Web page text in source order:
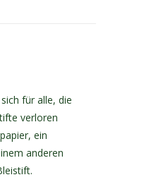
für alle, die
verloren
ein
anderen